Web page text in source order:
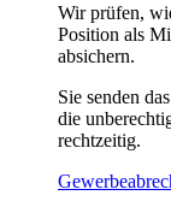
Wir prüfen,
Position als
absichern.
Sie senden
die
rechtzeitig.